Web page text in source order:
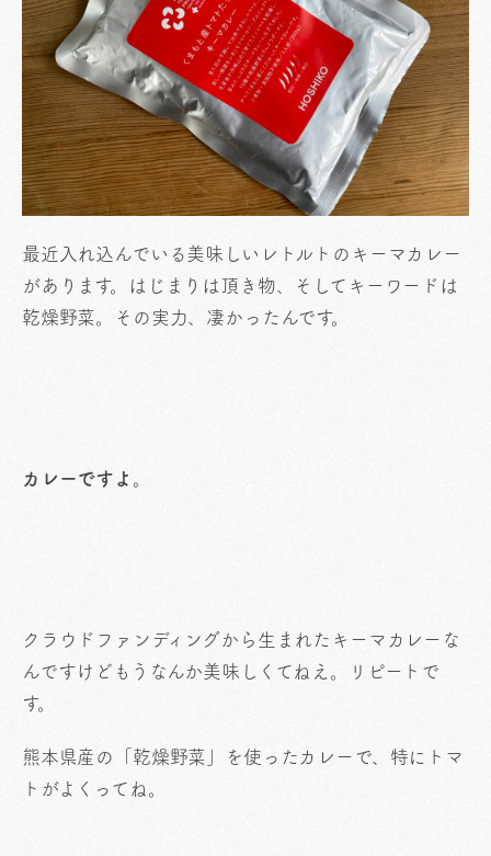
最近入れ込んでいる美味しいレトルトのキーマカレー
があります。はじまりは頂き物、そしてキーワードは
乾燥野菜。その実力、凄かったんです。
カレーですよ。
クラウドファンディングから生まれたキーマカレーな
んですけどもうなんか美味しくてねえ。リピートで
す。
熊本県産の「乾燥野菜」を使ったカレーで、特にトマ
トがよくってね。